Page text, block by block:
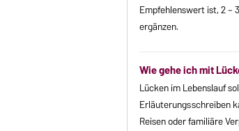
Empfehlenswert ist, 2 –
ergänzen.
Wie gehe ich mit
Lücken im Lebenslauf
Erläuterungsschreiben
Reisen oder familiäre